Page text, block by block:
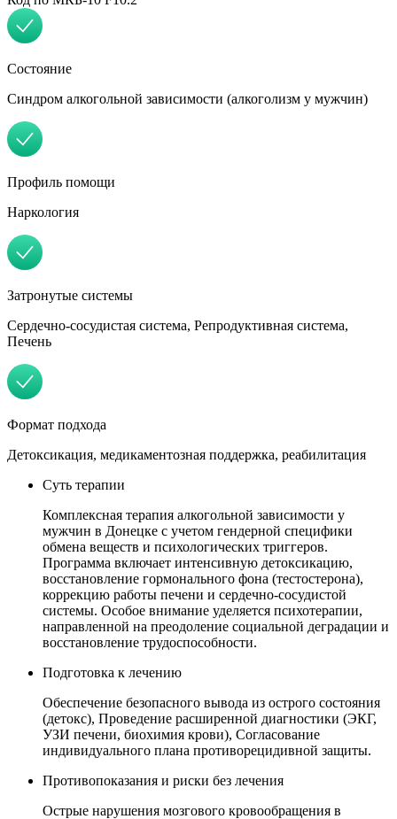
Состояние
Синдром алкогольной зависимости (алкоголизм у мужчин)
Профиль помощи
Наркология
Затронутые системы
Сердечно-сосудистая система, Репродуктивная система,
Печень
Формат подхода
Детоксикация, медикаментозная поддержка, реабилитация
Суть терапии
Комплексная терапия алкогольной зависимости у
мужчин в Донецке с учетом гендерной специфики
обмена веществ и психологических триггеров.
Программа включает интенсивную детоксикацию,
восстановление гормонального фона (тестостерона),
коррекцию работы печени и сердечно-сосудистой
системы. Особое внимание уделяется психотерапии,
направленной на преодоление социальной деградации и
восстановление трудоспособности.
Подготовка к лечению
Обеспечение безопасного вывода из острого состояния
(детокс), Проведение расширенной диагностики (ЭКГ,
УЗИ печени, биохимия крови), Согласование
индивидуального плана противорецидивной защиты.
Противопоказания и риски без лечения
Острые нарушения мозгового кровообращения в